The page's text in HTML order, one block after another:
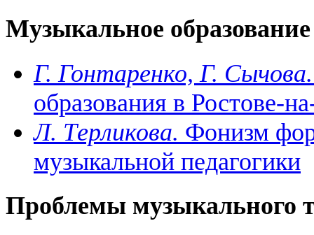
Музыкальное образование
Г. Гонтаренко, Г. Сычова.
образования в Ростове-
Л. Тepликова. Фонизм
музыкальной педагогики
Проблемы музыкального